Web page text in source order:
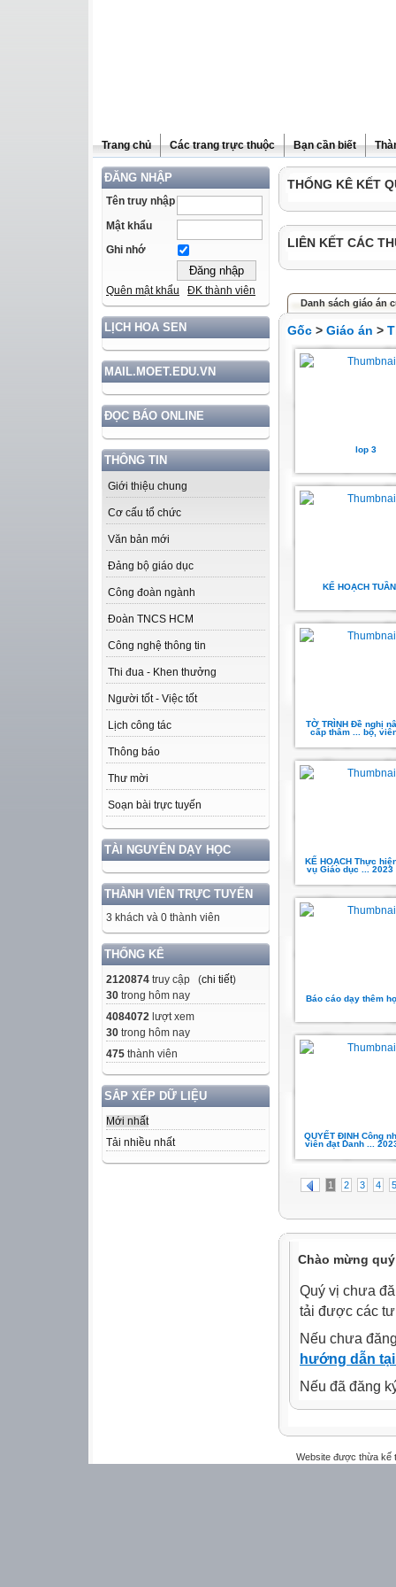
Trang chủ Các trang trực thuộc Bạn cần biết
ĐĂNG NHẬP
Tên truy nhập
Mật khẩu
Ghi nhớ
Quên mật khẩu ĐK thành viên
LỊCH HOA SEN
MAIL.MOET.EDU.VN
ĐỌC BÁO ONLINE
THÔNG TIN
Giới thiệu chung
Cơ cấu tổ chức
Văn bản mới
Đảng bộ giáo dục
Công đoàn ngành
Đoàn TNCS HCM
Công nghệ thông tin
Thi đua - Khen thưởng
Người tốt - Việc tốt
Lịch công tác
Thông báo
Thư mời
Soạn bài trực tuyến
TÀI NGUYÊN DẠY HỌC
THÀNH VIÊN TRỰC TUYẾN
3 khách và 0 thành viên
THỐNG KÊ
2120874 truy cập (chi tiết)
30 trong hôm nay
4084072 lượt xem
30 trong hôm nay
475 thành viên
SẮP XẾP DỮ LIỆU
Mới nhất
Tải nhiều nhất
THỐNG KÊ KẾT
LIÊN KẾT CÁC
Danh sách giáo án
Gốc > Giáo án >
lop 3
KẾ HOẠCH
TỜ TRÌNH Đề nghị
cấp thâm ... bộ,
KẾ HOẠCH Thực
vụ Giáo dục ... 2023
Báo cáo dạy thêm
QUYẾT ĐỊNH Công
viên đạt Danh ...
1 2 3 4 5
Chào mừng quý
Quý vị chưa
tải được các
Nếu chưa
hướng dẫn
Nếu đã đăng
Website được thừa kế